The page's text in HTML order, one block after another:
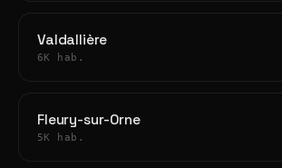
Valdallière
6K hab.
Fleury-sur-Orne
5K hab.